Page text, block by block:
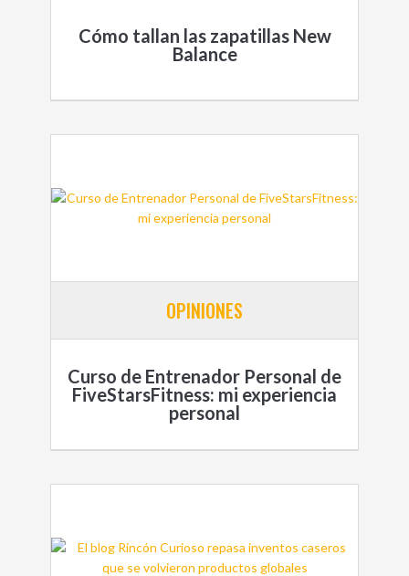
Cómo tallan las zapatillas New
Balance
OPINIONES
Curso de Entrenador Personal de
FiveStarsFitness: mi experiencia
personal